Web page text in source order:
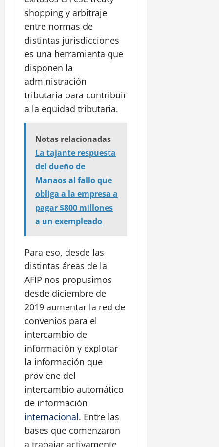
shopping y arbitraje
entre normas de
distintas jurisdicciones
es una herramienta que
disponen la
administración
tributaria para contribuir
a la equidad tributaria.
Notas relacionadas
La tajante respuesta
del dueño de
Manaos al fallo que
obliga a la empresa a
pagar $800 millones
a un exempleado
Para eso, desde las
distintas áreas de la
AFIP nos propusimos
desde diciembre de
2019 aumentar la red de
convenios para el
intercambio de
información y explotar
la información que
proviene del
intercambio automático
de información
internacional. Entre las
bases que comenzaron
a trabajar activamente